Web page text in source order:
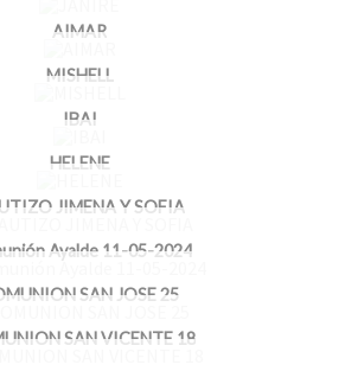
AIMAR
MISHELL
IBAI
HELENE
JIMENA Y SOFIA
Ayalde 11-05-2024
SAN JOSE 25
SAN VICENTE 18